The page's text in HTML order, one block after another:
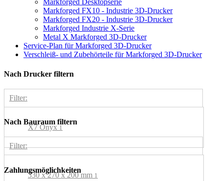
Markforged Desktopserie
Markforged FX10 - Industrie 3D-Drucker
Markforged FX20 - Industrie 3D-Drucker
Markforged Industrie X-Serie
Metal X Markforged 3D-Drucker
Service-Plan für Markforged 3D-Drucker
Verschleiß- und Zubehörteile für Markforged 3D-Drucker
Nach Drucker filtern
Filter:
X7 Onyx1
Nach Bauraum filtern
Filter:
330 x 270 x 200 mm 1
Zahlungsmöglichkeiten